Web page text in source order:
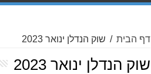
דף הבית / שוק הנדלן ינואר 2023
שוק הנדלן ינואר 2023